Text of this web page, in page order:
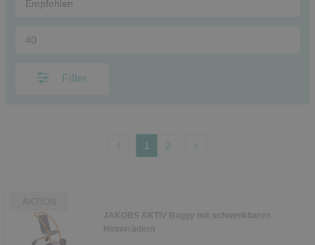
Filter
1 2
JAKOBS AKTIV Buggy mit schwenkbaren
Hinterrädern